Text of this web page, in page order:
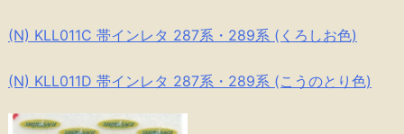
(N) KLL011C 帯インレタ 287系・289系 (くろしお色)
(N) KLL011D 帯インレタ 287系・289系 (こうのとり色)